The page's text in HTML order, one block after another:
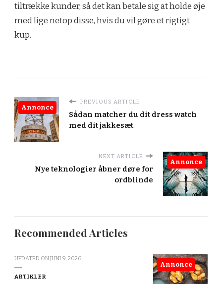
tiltrække kunder, så det kan betale sig at holde øje
med lige netop disse, hvis du vil gøre et rigtigt
kup.
PREVIOUS ARTICLE
Sådan matcher du dit dress watch
med dit jakkesæt
Annonce
NEXT ARTICLE
Nye teknologier åbner døre for
ordblinde
Annonce
Recommended Articles
UPDATED ONJUNI 9, 2026
ARTIKLER
Annonce